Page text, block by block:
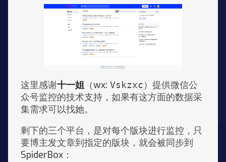
这里感谢十一姐（wx: Vskzxc）提供微信公
众号监控的技术支持，如果有这方面的数据采
集需求可以找她。
剩下的三个平台，是对每个版块进行监控，只
要博主发文章到指定的版块，就会被同步到
SpiderBox：